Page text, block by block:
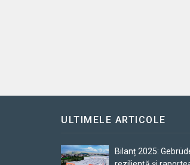
ULTIMELE ARTICOLE
Bilanț 2025: